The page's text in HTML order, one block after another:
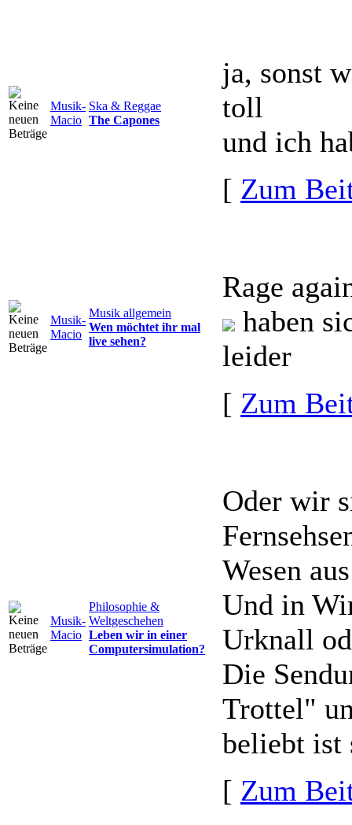
Musik-
Macio
Ska & Reggae
The Capones
ja, sonst
toll
und ich
[ Zum
Musik-
Macio
Musik allgemein
Wen möchtet ihr mal
live sehen?
Rage
haben
leider
[ Zum
Musik-
Macio
Philosophie &
Weltgeschehen
Leben wir in einer
Computersimulation?
Oder wir
Wesen
Und in
Urknall
Die
Trottel"
beliebt ist
[ Zum